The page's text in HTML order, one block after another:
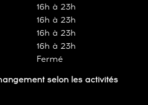
16h à 23h
16h à 23h
16h à 23h
16h à 23h
Fermé
selon les activités